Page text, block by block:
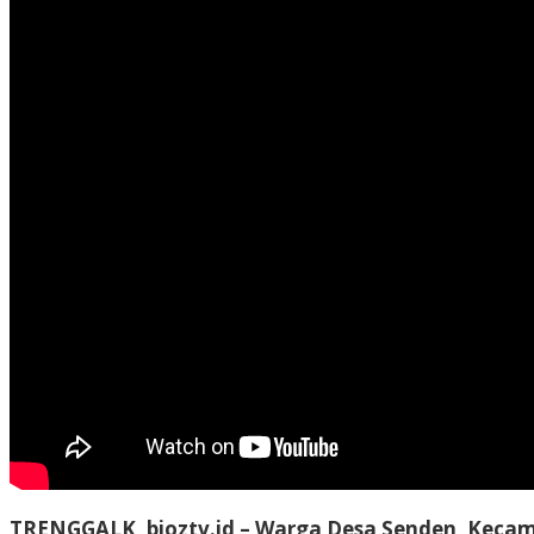
TRENGGALK, bioztv.id – Warga Desa Senden,